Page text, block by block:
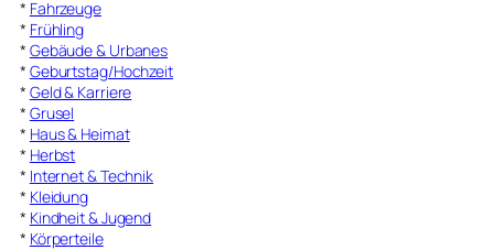
* Fahrzeuge
* Frühling
* Gebäude & Urbanes
* Geburtstag/Hochzeit
* Geld & Karriere
* Grusel
* Haus & Heimat
* Herbst
* Internet & Technik
* Kleidung
* Kindheit & Jugend
* Körperteile